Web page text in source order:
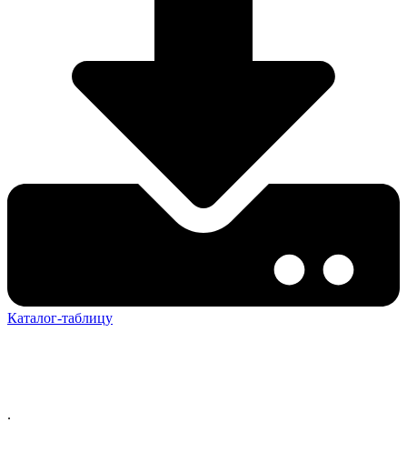
Каталог-таблицу
.